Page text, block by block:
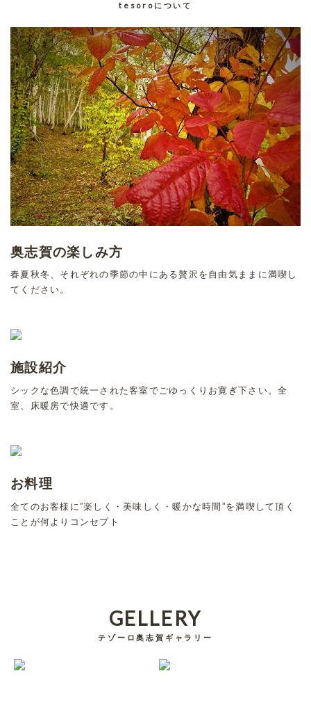
tesoroについて
奥志賀の楽しみ方
春夏秋冬、それぞれの季節の中にある贅沢を自由気ままに満喫し
てください。
施設紹介
シックな色調で統一された客室でごゆっくりお寛ぎ下さい。全
室、床暖房で快適です。
お料理
全てのお客様に”楽しく・美味しく・暖かな時間”を満喫して頂く
ことが何よりコンセプト
GELLERY
テゾーロ奥志賀ギャラリー